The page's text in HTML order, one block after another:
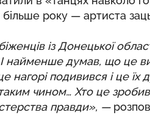
року — артиста
із Донецької
І найменше думав, що це
нагорі подивився і це їх
таким чином… Хто це
правди», —